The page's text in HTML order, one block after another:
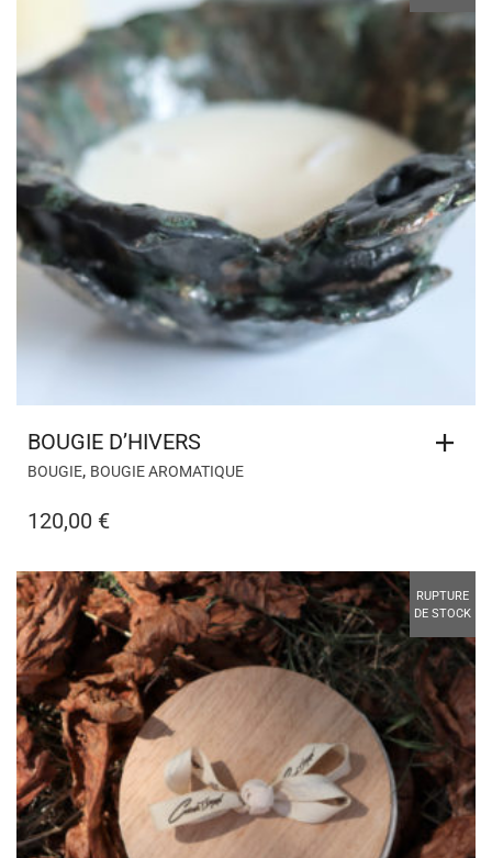
BOUGIE D’HIVERS
BOUGIE, BOUGIE AROMATIQUE
120,00 €
RUPTURE
DE STOCK